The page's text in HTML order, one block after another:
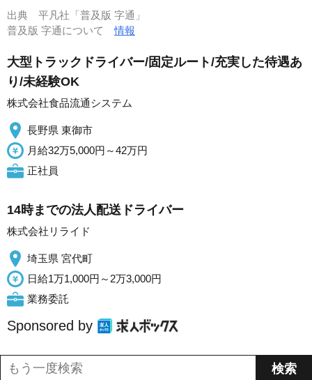
出典 平凡社「普及版 字通」
普及版 字通について情報
大型トラックドライバー/固定ルート/充実した待遇あ
り/未経験OK
株式会社食品流通システム
長野県 東御市
月給32万5,000円～42万円
正社員
14時までの法人配送ドライバー
株式会社リライド
埼玉県 宮代町
日給1万1,000円～2万3,000円
業務委託
Sponsored by